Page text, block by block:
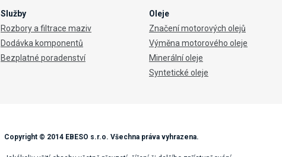
Služby
Rozbory a filtrace maziv
Dodávka komponentů
Bezplatné poradenství
Oleje
Značení motorových olejů
Výměna motorového oleje
Minerální oleje
Syntetické oleje
Copyright © 2014 EBESO s.r.o. Všechna práva vyhrazena.